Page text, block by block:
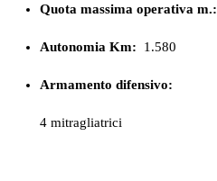
Quota massima operativa m.:
Autonomia Km: 1.580
Armamento difensivo:
4 mitragliatrici